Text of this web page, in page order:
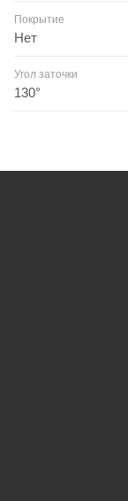
Покрытие
Нет
Угол заточки
130°